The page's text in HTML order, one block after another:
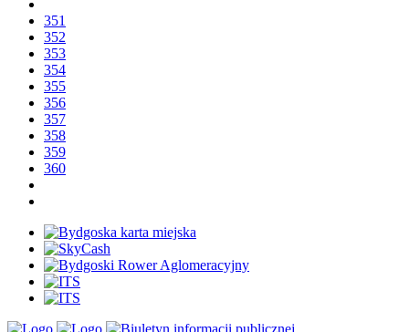
351
352
353
354
355
356
357
358
359
360